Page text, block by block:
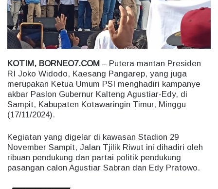
a
i
l
KOTIM, BORNEO7.COM – Putera mantan Presiden
RI Joko Widodo, Kaesang Pangarep, yang juga
merupakan Ketua Umum PSI menghadiri kampanye
akbar Paslon Gubernur Kalteng Agustiar-Edy, di
Sampit, Kabupaten Kotawaringin Timur, Minggu
(17/11/2024).
Kegiatan yang digelar di kawasan Stadion 29
November Sampit, Jalan Tjilik Riwut ini dihadiri oleh
ribuan pendukung dan partai politik pendukung
pasangan calon Agustiar Sabran dan Edy Pratowo.